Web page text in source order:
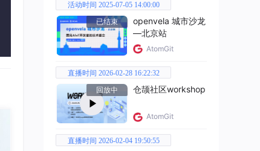
活动时间 2025-07-05 14:00:00
已结束
openvela 城市沙龙
—北京站
AtomGit
直播时间 2026-02-28 16:22:32
回放中
仓颉社区workshop
AtomGit
直播时间 2026-02-04 19:50:55